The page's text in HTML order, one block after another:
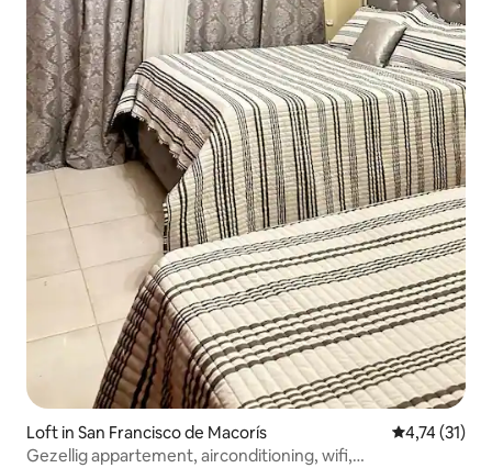
Loft in San Francisco de Macorís Gemiddelde
4,74 (31)
Gezellig appartement, airconditioning, wifi,